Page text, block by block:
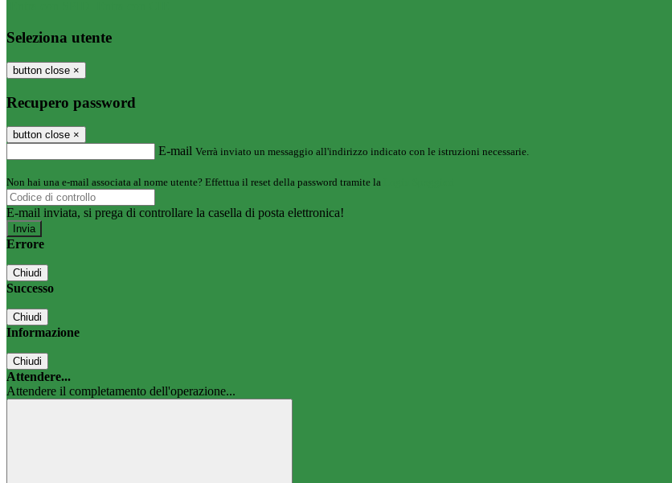
Seleziona utente
button close ×
Recupero password
button close ×
E-mail Verrà inviato un messaggio all'indirizzo indicato con le istruzioni necessarie.
Non hai una e-mail associata al nome utente? Effettua il reset della password tramite la
E-mail inviata, si prega di controllare la casella di posta elettronica!
Errore
Chiudi
Successo
Chiudi
Informazione
Chiudi
Attendere...
Attendere il completamento dell'operazione...